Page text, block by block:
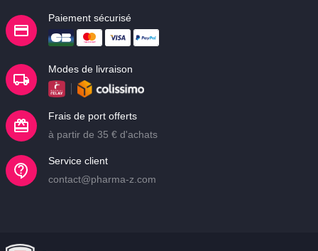
Paiement sécurisé
Modes de livraison
Frais de port offerts
à partir de 35 € d'achats
Service client
contact@pharma-z.com